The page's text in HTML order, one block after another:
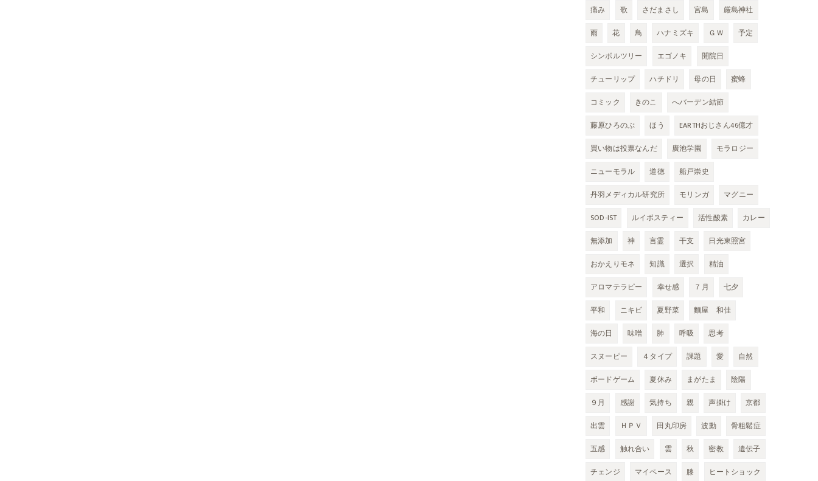
痛み
歌 さだまさし 宮島
厳島神社
雨
花 鳥 ハナミズキ ＧＷ
予定
シンボルツリー
エゴノキ
開院日
チューリップ
ハチドリ 母の日
蜜蜂
コミック
きのこ
へバーデン結節
藤原ひろのぶ
ほう
EARTHおじさん46億才
買い物は投票なんだ
廣池学園
モラロジー
ニューモラル
道徳
船戸崇史
丹羽メディカル研究所
モリンガ
マグニー
SOD-IST
ルイボスティー 活性酸素
カレー
無添加
神 言霊 干支
日光東照宮
おかえりモネ
知識 選択
精油
アロマテラピー
幸せ感 ７月
七夕
平和
ニキビ 夏野菜
麵屋 和佳
海の日
味噌 肺 呼吸
思考
スヌーピー
４タイプ 課題 愛
自然
ボードゲーム
夏休み まがたま
陰陽
９月
感謝 気持ち 親 声掛け
京都
出雲
ＨＰＶ 田丸印房 波動
骨粗鬆症
五感
触れ合い 雲 秋 密教
遺伝子
チェンジ
マイペース 膝 ヒートショック